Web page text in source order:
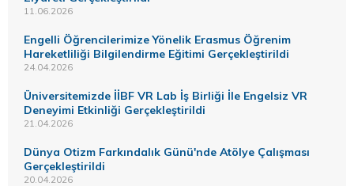
11.06.2026
Engelli Öğrencilerimize Yönelik Erasmus Öğrenim
Hareketliliği Bilgilendirme Eğitimi Gerçekleştirildi
24.04.2026
Üniversitemizde İİBF VR Lab İş Birliği İle Engelsiz VR
Deneyimi Etkinliği Gerçekleştirildi
21.04.2026
Dünya Otizm Farkındalık Günü'nde Atölye Çalışması
Gerçekleştirildi
20.04.2026